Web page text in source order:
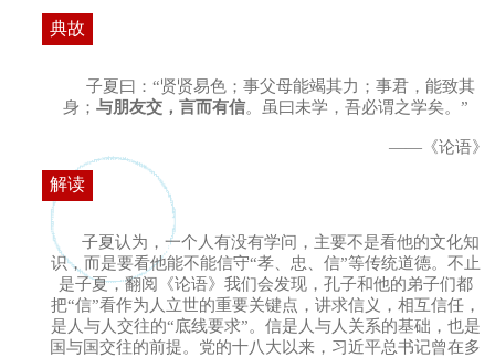
典故
子夏曰：“贤贤易色；事父母能竭其力；事君，能致其
身； 与朋友交，言而有信。虽曰未学，吾必谓之学矣。”
——《论语》
解读
子夏认为，一个人有没有学问，主要不是看他的文化知
识，而是要看他能不能信守“孝、忠、信”等传统道德。不止
是子夏，翻阅《论语》我们会发现，孔子和他的弟子们都
把“信”看作为人立世的重要关键点，讲求信义，相互信任，
是人与人交往的“底线要求”。信是人与人关系的基础，也是
国与国交往的前提。党的十八大以来，习近平总书记曾在多